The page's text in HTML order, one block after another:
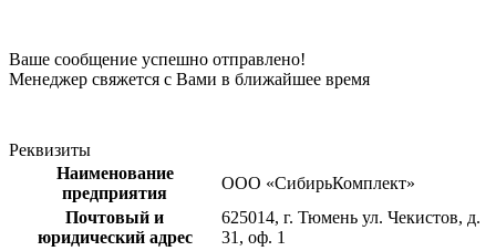
Ваше сообщение успешно отправлено!
Менеджер свяжется с Вами в ближайшее время
Реквизиты
Наименование
предприятия
ООО «СибирьКомплект»
Почтовый и
юридический адрес
625014, г. Тюмень ул. Чекистов, д.
31, оф. 1